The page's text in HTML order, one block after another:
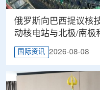
俄罗斯向巴西提议核
动核电站与北极/南极
国际资讯 2026-08-08